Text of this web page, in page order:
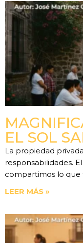
EL SOL
La propiedad
responsabilidades.
compartimos lo que
LEER MÁS »